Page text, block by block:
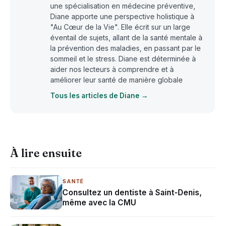
une spécialisation en médecine préventive,
Diane apporte une perspective holistique à
"Au Cœur de la Vie". Elle écrit sur un large
éventail de sujets, allant de la santé mentale à
la prévention des maladies, en passant par le
sommeil et le stress. Diane est déterminée à
aider nos lecteurs à comprendre et à
améliorer leur santé de manière globale
Tous les articles de Diane →
À lire ensuite
SANTÉ
Consultez un dentiste à Saint-Denis,
même avec la CMU